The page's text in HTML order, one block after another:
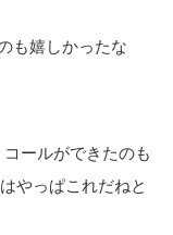
も嬉しかったな
ールができたのも
はやっぱこれだねと